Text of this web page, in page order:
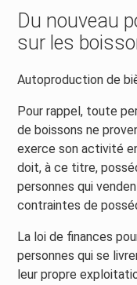
Du nouveau
sur les
Autoproduction de
Pour rappel, toute
de boissons ne
exerce son activité
doit, à ce titre,
personnes qui
contraintes de
La loi de finances
personnes qui se
leur propre